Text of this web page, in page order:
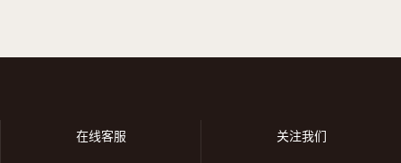
在线客服 关注我们